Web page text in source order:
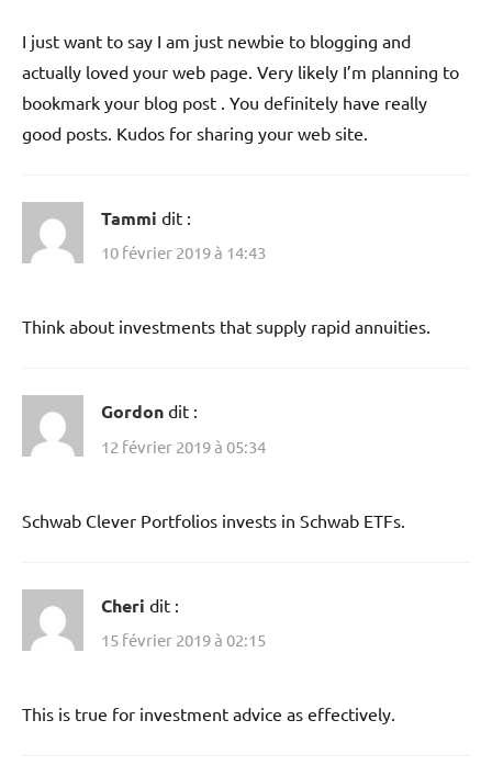
I just want to say I am just newbie to blogging and
actually loved your web page. Very likely I’m planning to
bookmark your blog post . You definitely have really
good posts. Kudos for sharing your web site.
Tammi dit :
10 février 2019 à 14:43
Think about investments that supply rapid annuities.
Gordon dit :
12 février 2019 à 05:34
Schwab Clever Portfolios invests in Schwab ETFs.
Cheri dit :
15 février 2019 à 02:15
This is true for investment advice as effectively.